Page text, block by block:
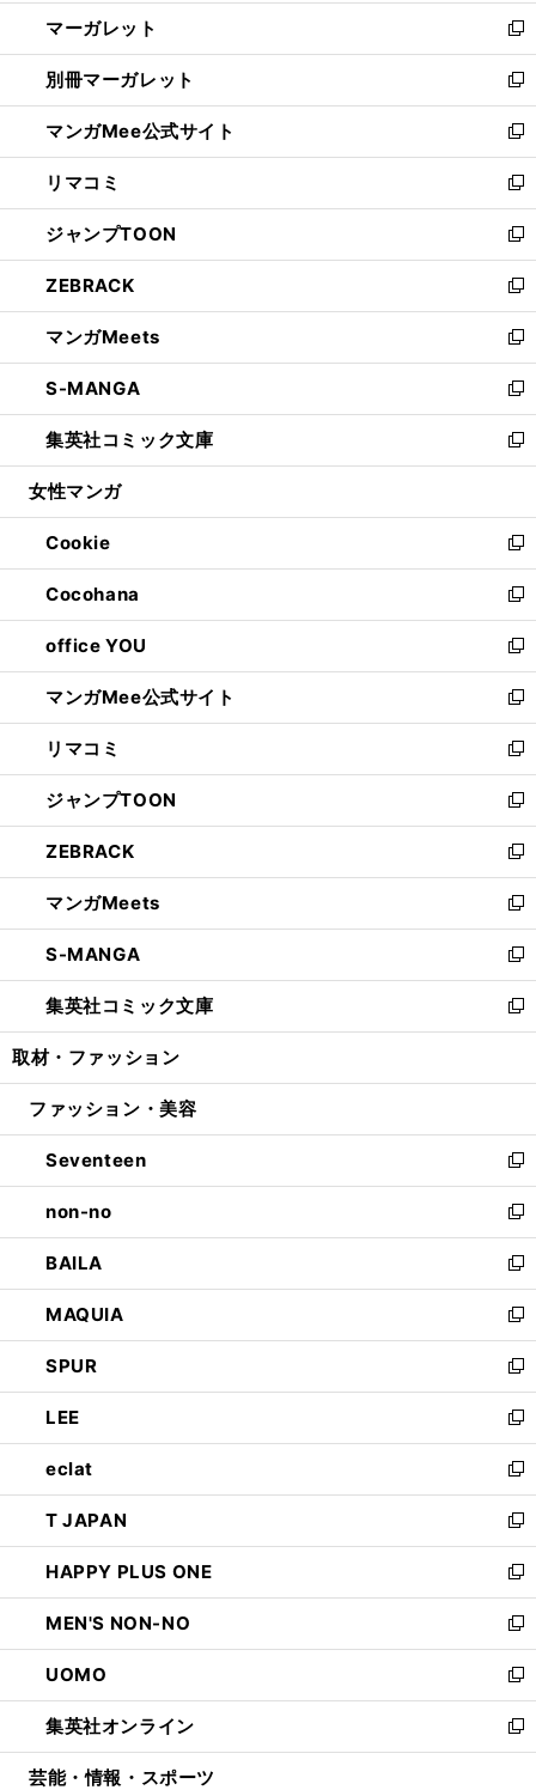
く
で
開
く
ン
ド
ウ
で
開
く
し
い
ウ
ィ
ン
ド
ウ
で
開
く
マーガレット
新
し
い
ウ
ィ
ン
ド
ウ
で
開
く
別冊マーガレット
新
し
い
ウ
ィ
ン
ド
ウ
で
開
く
マンガMee公式サイト
新
し
い
ウ
ィ
ン
ド
ウ
で
開
く
リマコミ
新
し
い
ウ
ィ
ン
ド
ウ
で
開
く
ジャンプTOON
新
し
い
ウ
ィ
ン
ド
ウ
で
開
ZEBRACK
新
し
い
ウ
ィ
ン
ド
ウ
開
く
マンガMeets
新
し
い
ウ
ィ
ン
ウ
で
開
く
S-MANGA
新
し
い
ウ
ン
ド
ウ
で
開
く
集英社コミック文庫
新
し
ウ
ィ
ン
ド
ウ
で
開
く
女性マンガ
Cookie
新
し
い
ウ
ィ
ン
ド
ウ
で
開
く
Cocohana
新
し
い
ウ
ィ
ン
ド
ウ
で
開
く
office YOU
新
し
い
ウ
ィ
ン
ド
ウ
で
開
く
マンガMee公式サイト
新
し
い
ウ
ィ
ン
ド
ウ
で
開
く
リマコミ
新
し
い
ウ
ィ
ン
ド
ウ
で
開
く
ジャンプTOON
新
し
い
ウ
ィ
ン
ド
ウ
で
開
ZEBRACK
新
し
い
ウ
ィ
ン
ド
ウ
開
マンガMeets
新
し
い
ウ
ィ
ン
ウ
開
く
S-MANGA
新
し
い
ウ
ン
ウ
で
開
く
集英社コミック文庫
新
し
ウ
ン
ド
ウ
で
開
く
取材・ファッション
ファッション・美容
Seventeen
新
し
い
ウ
ィ
ン
ド
ウ
で
開
く
non-no
新
し
い
ウ
ィ
ン
ド
ウ
で
開
く
BAILA
新
し
い
ウ
ィ
ン
ド
ウ
で
開
く
MAQUIA
新
し
い
ウ
ィ
ン
ド
ウ
で
開
く
SPUR
新
し
い
ウ
ィ
ン
ド
ウ
で
開
く
LEE
新
し
い
ウ
ィ
ン
ド
ウ
で
開
く
eclat
新
し
い
ウ
ィ
ン
ド
ウ
で
開
く
T JAPAN
新
し
い
ウ
ィ
ン
ド
ウ
で
開
HAPPY PLUS ONE
新
し
い
ウ
ィ
ン
ド
ウ
MEN'S NON-NO
新
し
い
ウ
ィ
ン
UOMO
新
し
い
ウ
集英社オンライン
新
し
芸能・情報・スポーツ